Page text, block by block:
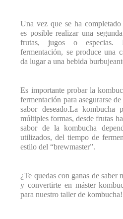
Una vez que se ha
es posible realizar una
frutas, jugos o especias.
fermentación, se produce una
da lugar a una bebida
Es importante probar la
fermentación para asegurarse
sabor deseado.La kombucha
múltiples formas, desde frutas
sabor de la kombucha
utilizados, del tiempo de
estilo del “brewmaster”.
¿Te quedas con ganas de saber
y convertirte en máster
para nuestro taller de kombucha!